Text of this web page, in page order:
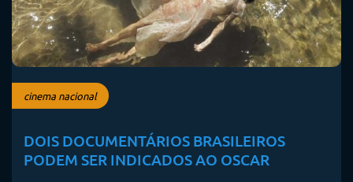
cinema nacional
DOIS DOCUMENTÁRIOS BRASILEIROS
PODEM SER INDICADOS AO OSCAR